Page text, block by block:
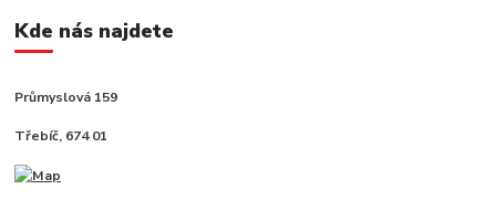
Kde nás najdete
Průmyslová 159
Třebíč, 674 01